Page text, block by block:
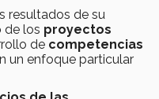
resultados de su
de los proyectos
de competencias
un enfoque particular